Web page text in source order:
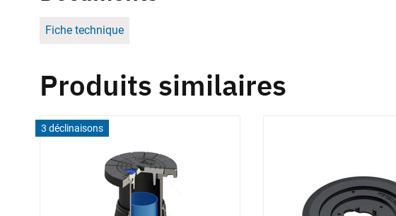
Fiche technique
Produits similaires
3 déclinaisons